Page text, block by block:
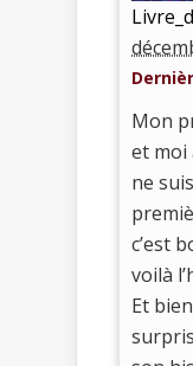
Mon
et moi
ne
c’est
voilà
Et